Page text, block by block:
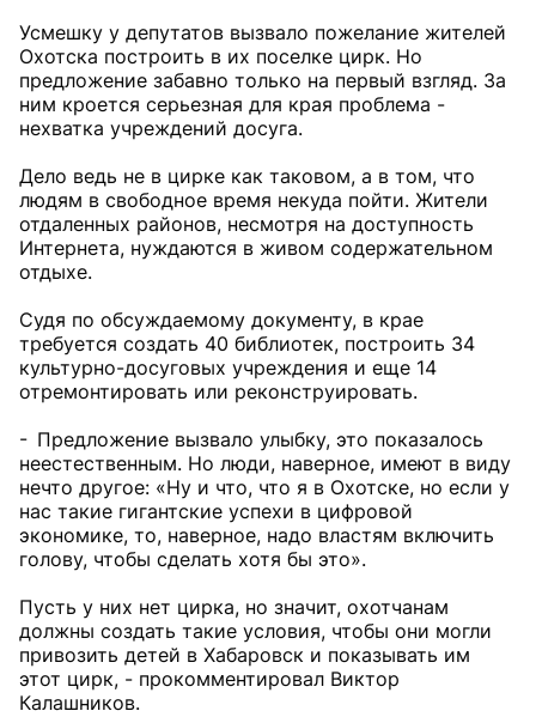
Усмешку у депутатов вызвало пожелание жителей
Охотска построить в их поселке цирк. Но
предложение забавно только на первый взгляд. За
ним кроется серьезная для края проблема -
нехватка учреждений досуга.
Дело ведь не в цирке как таковом, а в том, что
людям в свободное время некуда пойти. Жители
отдаленных районов, несмотря на доступность
Интернета, нуждаются в живом содержательном
отдыхе.
Судя по обсуждаемому документу, в крае
требуется создать 40 библиотек, построить 34
культурно-досуговых учреждения и еще 14
отремонтировать или реконструировать.
- Предложение вызвало улыбку, это показалось
неестественным. Но люди, наверное, имеют в виду
нечто другое: «Ну и что, что я в Охотске, но если у
нас такие гигантские успехи в цифровой
экономике, то, наверное, надо властям включить
голову, чтобы сделать хотя бы это».
Пусть у них нет цирка, но значит, охотчанам
должны создать такие условия, чтобы они могли
привозить детей в Хабаровск и показывать им
этот цирк, - прокомментировал Виктор
Калашников.